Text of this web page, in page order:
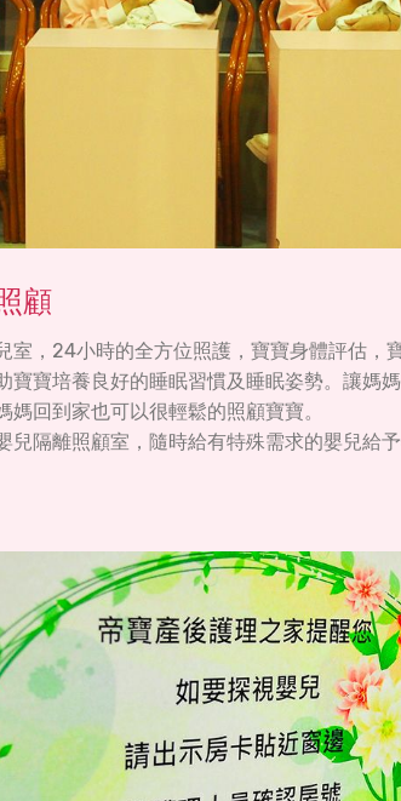
顧
室，24小時的全方位照護，寶寶身體評估，
寶寶培養良好的睡眠習慣及睡眠姿勢。讓媽
媽回到家也可以很輕鬆的照顧寶寶。
兒隔離照顧室，隨時給有特殊需求的嬰兒給予